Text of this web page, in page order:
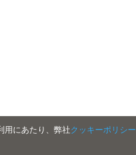
用にあたり、弊社クッキーポリシー